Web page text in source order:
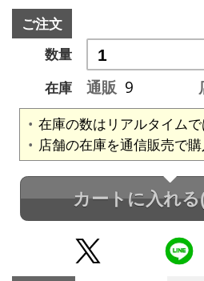
ご注文
数量
在庫
通販 9
在庫の数はリアルタイムで
店舗の在庫を通信販売で購
カートに入れる